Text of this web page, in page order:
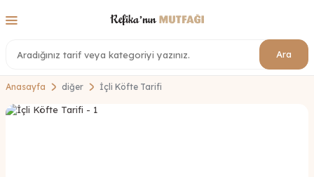
Ara
Anasayfa diğer İçli Köfte Tarifi